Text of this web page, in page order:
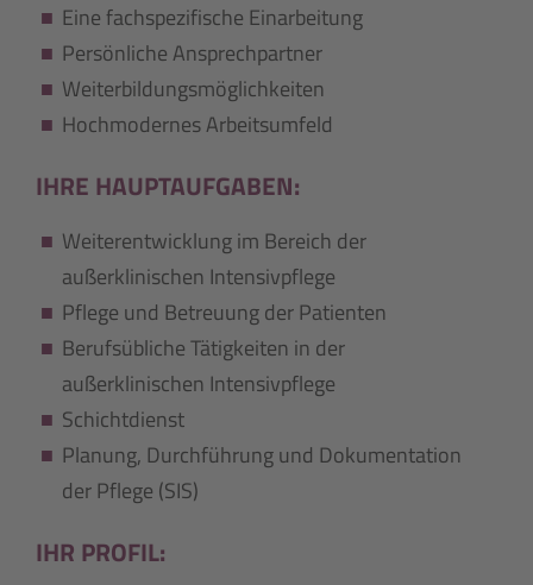
Eine fachspezifische Einarbeitung
Persönliche Ansprechpartner
Weiterbildungsmöglichkeiten
Hochmodernes Arbeitsumfeld
IHRE HAUPTAUFGABEN:
Weiterentwicklung im Bereich der
außerklinischen Intensivpflege
Pflege und Betreuung der Patienten
Berufsübliche Tätigkeiten in der
außerklinischen Intensivpflege
Schichtdienst
Planung, Durchführung und Dokumentation
der Pflege (SIS)
IHR PROFIL: